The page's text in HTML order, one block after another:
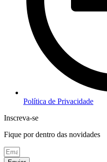
Política de Privacidade
Inscreva-se
Fique por dentro das novidades